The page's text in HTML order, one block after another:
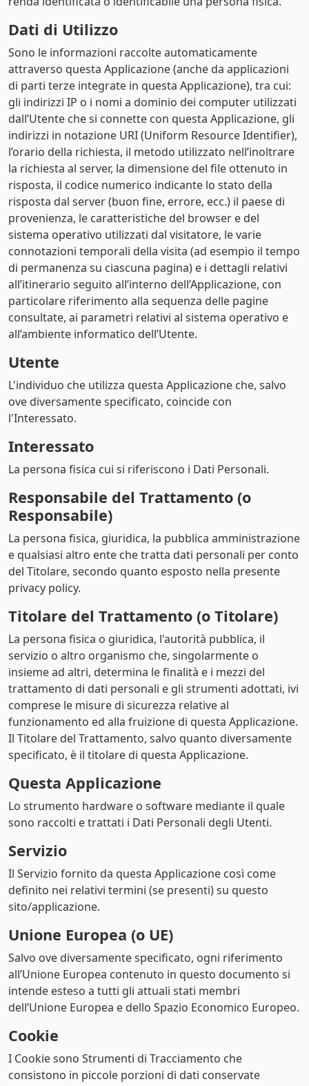
Dati di Utilizzo
Sono le informazioni raccolte automaticamente
attraverso questa Applicazione (anche da applicazioni
di parti terze integrate in questa Applicazione), tra cui:
gli indirizzi IP o i nomi a dominio dei computer utilizzati
dall’Utente che si connette con questa Applicazione, gli
indirizzi in notazione URI (Uniform Resource Identifier),
l’orario della richiesta, il metodo utilizzato nell’inoltrare
la richiesta al server, la dimensione del file ottenuto in
risposta, il codice numerico indicante lo stato della
risposta dal server (buon fine, errore, ecc.) il paese di
provenienza, le caratteristiche del browser e del
sistema operativo utilizzati dal visitatore, le varie
connotazioni temporali della visita (ad esempio il tempo
di permanenza su ciascuna pagina) e i dettagli relativi
all’itinerario seguito all’interno dell’Applicazione, con
particolare riferimento alla sequenza delle pagine
consultate, ai parametri relativi al sistema operativo e
all’ambiente informatico dell’Utente.
Utente
L'individuo che utilizza questa Applicazione che, salvo
ove diversamente specificato, coincide con
l'Interessato.
Interessato
La persona fisica cui si riferiscono i Dati Personali.
Responsabile del Trattamento (o
Responsabile)
La persona fisica, giuridica, la pubblica amministrazione
e qualsiasi altro ente che tratta dati personali per conto
del Titolare, secondo quanto esposto nella presente
privacy policy.
Titolare del Trattamento (o Titolare)
La persona fisica o giuridica, l'autorità pubblica, il
servizio o altro organismo che, singolarmente o
insieme ad altri, determina le finalità e i mezzi del
trattamento di dati personali e gli strumenti adottati, ivi
comprese le misure di sicurezza relative al
funzionamento ed alla fruizione di questa Applicazione.
Il Titolare del Trattamento, salvo quanto diversamente
specificato, è il titolare di questa Applicazione.
Questa Applicazione
Lo strumento hardware o software mediante il quale
sono raccolti e trattati i Dati Personali degli Utenti.
Servizio
Il Servizio fornito da questa Applicazione così come
definito nei relativi termini (se presenti) su questo
sito/applicazione.
Unione Europea (o UE)
Salvo ove diversamente specificato, ogni riferimento
all’Unione Europea contenuto in questo documento si
intende esteso a tutti gli attuali stati membri
dell’Unione Europea e dello Spazio Economico Europeo.
Cookie
I Cookie sono Strumenti di Tracciamento che
consistono in piccole porzioni di dati conservate